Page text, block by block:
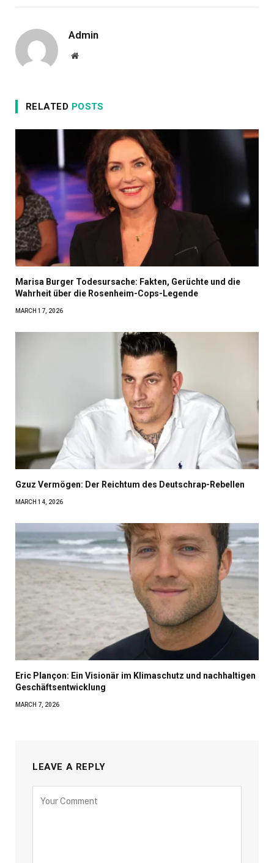
Admin
Website
RELATED POSTS
Marisa Burger Todesursache: Fakten, Gerüchte und die
Wahrheit über die Rosenheim-Cops-Legende
MARCH 17, 2026
Gzuz Vermögen: Der Reichtum des Deutschrap-Rebellen
MARCH 14, 2026
Eric Plançon: Ein Visionär im Klimaschutz und nachhaltigen
Geschäftsentwicklung
MARCH 7, 2026
LEAVE A REPLY